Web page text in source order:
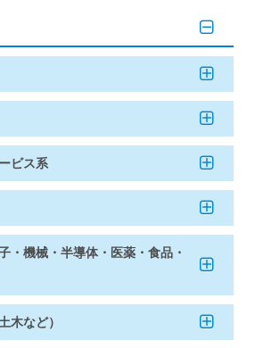
ビス系
・機械・半導体・医薬・食品・
木など）